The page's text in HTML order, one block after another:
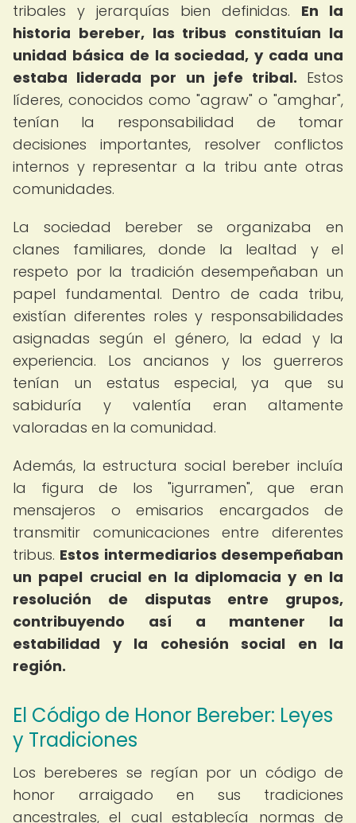
tribales y jerarquías bien definidas. En la
historia bereber, las tribus constituían la
unidad básica de la sociedad, y cada una
estaba liderada por un jefe tribal. Estos
líderes, conocidos como "agraw" o "amghar",
tenían la responsabilidad de tomar
decisiones importantes, resolver conflictos
internos y representar a la tribu ante otras
comunidades.
La sociedad bereber se organizaba en
clanes familiares, donde la lealtad y el
respeto por la tradición desempeñaban un
papel fundamental. Dentro de cada tribu,
existían diferentes roles y responsabilidades
asignadas según el género, la edad y la
experiencia. Los ancianos y los guerreros
tenían un estatus especial, ya que su
sabiduría y valentía eran altamente
valoradas en la comunidad.
Además, la estructura social bereber incluía
la figura de los "igurramen", que eran
mensajeros o emisarios encargados de
transmitir comunicaciones entre diferentes
tribus. Estos intermediarios desempeñaban
un papel crucial en la diplomacia y en la
resolución de disputas entre grupos,
contribuyendo así a mantener la
estabilidad y la cohesión social en la
región.
El Código de Honor Bereber: Leyes
y Tradiciones
Los bereberes se regían por un código de
honor arraigado en sus tradiciones
ancestrales, el cual establecía normas de